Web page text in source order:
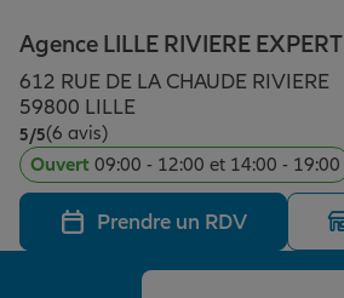
Assurance animal de compagnie
Protection juridique
Plan épargne retraite
Assurance vie
Placements financiers
Vos projets
Partir en vacances
Déménager
Conseil assurance
Agence LILLE RIVIERE EXPERT
612 RUE DE LA CHAUDE RIVIERE
59800 LILLE
5/5Note de 5 sur 5
(6 avis)
Ouvert 09:00 - 12:00 et 14:00 - 19:00
Prendre un RDV